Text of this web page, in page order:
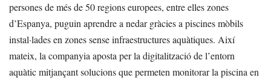
persones de més de 50 regions europees, entre elles zones
d’Espanya, puguin aprendre a nedar gràcies a piscines mòbils
instal·lades en zones sense infraestructures aquàtiques. Així
mateix, la companyia aposta per la digitalització de l’entorn
aquàtic mitjançant solucions que permeten monitorar la piscina en